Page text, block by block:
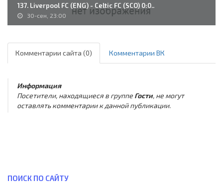
137. Liverpool FC (ENG) - Celtic FC (SCO) 0:0..
30-сен, 23:00
Комментарии сайта (0) Комментарии ВК
Информация
Посетители, находящиеся в группе Гости, не могут
оставлять комментарии к данной публикации.
ПОИСК ПО САЙТУ